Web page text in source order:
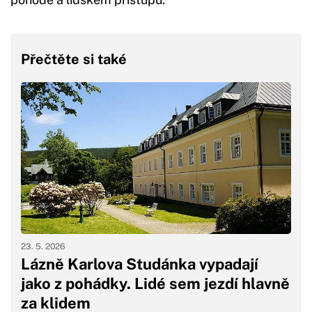
Přečtěte si také
Lázně Karlova Studánka vypadají
jako z pohádky. Lidé sem jezdí hlavně
za klidem
23. 5. 2026